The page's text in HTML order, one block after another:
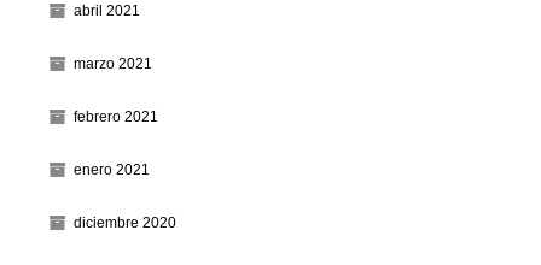
abril 2021
marzo 2021
febrero 2021
enero 2021
diciembre 2020